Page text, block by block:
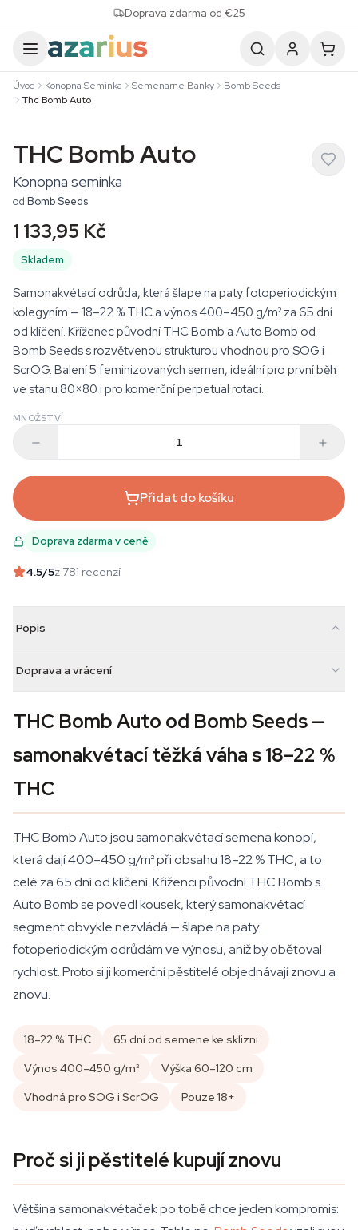
Doprava zdarma od €25
Úvod Konopna Seminka Semenarne Banky
Bomb Seeds
Thc Bomb Auto
THC Bomb Auto
Konopna seminka
od Bomb Seeds
1 133,95 Kč
Skladem
Samonakvétací odrůda, která šlape na paty fotoperiodickým
kolegyním — 18–22 % THC a výnos 400–450 g/m² za 65 dní
od klíčení. Kříženec původní THC Bomb a Auto Bomb od
Bomb Seeds s rozvětvenou strukturou vhodnou pro SOG i
ScrOG. Balení 5 feminizovaných semen, ideální pro první běh
ve stanu 80×80 i pro komerční perpetual rotaci.
MNOŽSTVÍ
Přidat do košíku
Doprava zdarma v ceně
4.5/5z 781 recenzí
Popis
Doprava a vrácení
THC Bomb Auto od Bomb Seeds —
samonakvétací těžká váha s 18–22 %
THC
THC Bomb Auto jsou samonakvétací semena konopí,
která dají 400–450 g/m² při obsahu 18–22 % THC, a to
celé za 65 dní od klíčení. Kříženci původní THC Bomb s
Auto Bomb se povedl kousek, který samonakvétací
segment obvykle nezvládá — šlape na paty
fotoperiodickým odrůdám ve výnosu, aniž by obětoval
rychlost. Proto si ji komerční pěstitelé objednávají znovu a
znovu.
18–22 % THC
65 dní od semene ke sklizni
Výnos 400–450 g/m²
Výška 60–120 cm
Vhodná pro SOG i ScrOG
Pouze 18+
Proč si ji pěstitelé kupují znovu
Většina samonakvétaček po tobě chce jeden kompromis: